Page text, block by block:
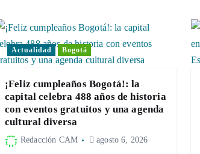
Actualidad Bogotá
¡Feliz cumpleaños Bogotá!: la
capital celebra 488 años de historia
con eventos gratuitos y una agenda
cultural diversa
Redacción CAM agosto 6, 2026